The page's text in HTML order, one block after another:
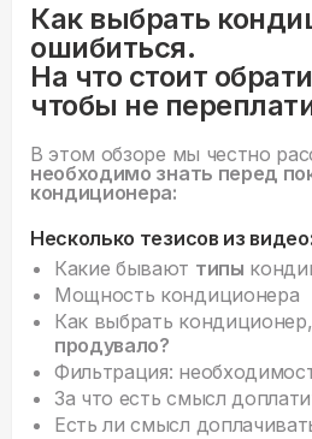
Как выбрать
ошибиться.
На что стоит
чтобы не
В этом обзоре мы честно
необходимо знать перед
кондиционера:
Несколько тезисов из видео:
Какие бывают типы
Мощность кондиционера
Как выбрать
продувало?
Фильтрация:
За что есть смысл
Есть ли смысл